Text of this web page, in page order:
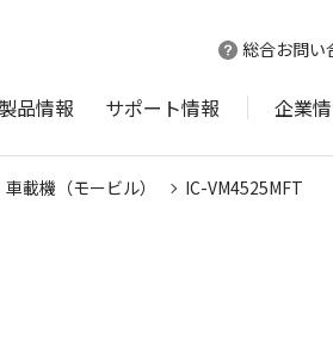
総合お問い
製品情報 サポート情報 企業
車載機（モービル） IC-VM4525MFT